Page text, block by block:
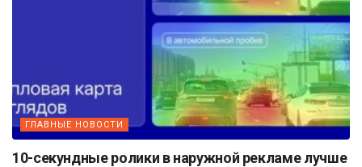
ГЛАВНЫЕ НОВОСТИ
10-секундные ролики в наружной рекламе лучше